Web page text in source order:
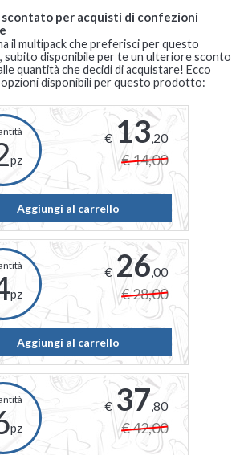
scontato per acquisti di confezioni
il multipack che preferisci per questo
subito disponibile per te un ulteriore sconto
quantità che decidi di acquistare! Ecco
disponibili per questo prodotto:
pz
€ 13,20
€ 14,00
Aggiungi al carrello
pz
€ 26,00
€ 28,00
Aggiungi al carrello
pz
€ 37,80
€ 42,00